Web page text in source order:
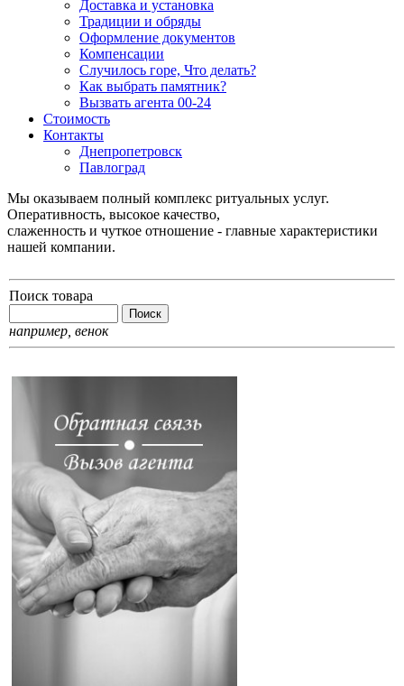
Доставка и установка
Традиции и обряды
Оформление документов
Компенсации
Случилось горе, Что делать?
Как выбрать памятник?
Вызвать агента 00-24
Стоимость
Контакты
Днепропетровск
Павлоград
Мы оказываем полный комплекс ритуальных услуг.
Оперативность, высокое качество,
слаженность и чуткое отношение - главные характеристики
нашей компании.
Поиск товара
например, венок